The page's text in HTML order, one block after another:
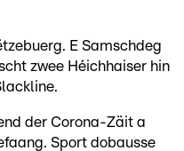
E Samschdeg
zwee Héichhaiser hin
der Corona-Zäit a
Sport dobausse